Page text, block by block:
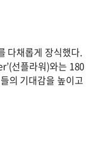
다채롭게 장식했다.
선플라워)와는 180
의 기대감을 높이고